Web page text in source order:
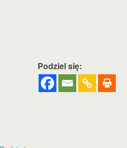
Podziel się: